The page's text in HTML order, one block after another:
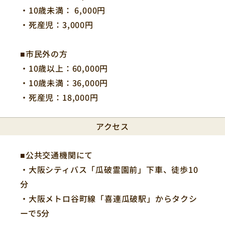
・10歳未満： 6,000円
・死産児：3,000円
■市民外の方
・10歳以上：60,000円
・10歳未満：36,000円
・死産児：18,000円
アクセス
■公共交通機関にて
・大阪シティバス「瓜破霊園前」下車、徒歩10
分
・大阪メトロ谷町線「喜連瓜破駅」からタクシ
ーで5分